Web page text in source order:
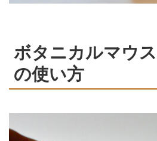
ボタニカルマウ
の使い方